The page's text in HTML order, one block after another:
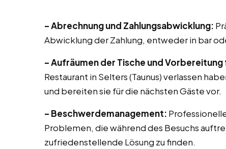
– Abrechnung und Zahlungsabwicklung:
Abwicklung der Zahlung, entweder in bar
– Aufräumen der Tische und Vorbereitung
Restaurant in Selters (Taunus) verlassen
und bereiten sie für die nächsten Gäste vor.
– Beschwerdemanagement:
Problemen, die während des Besuchs
zufriedenstellende Lösung zu finden.